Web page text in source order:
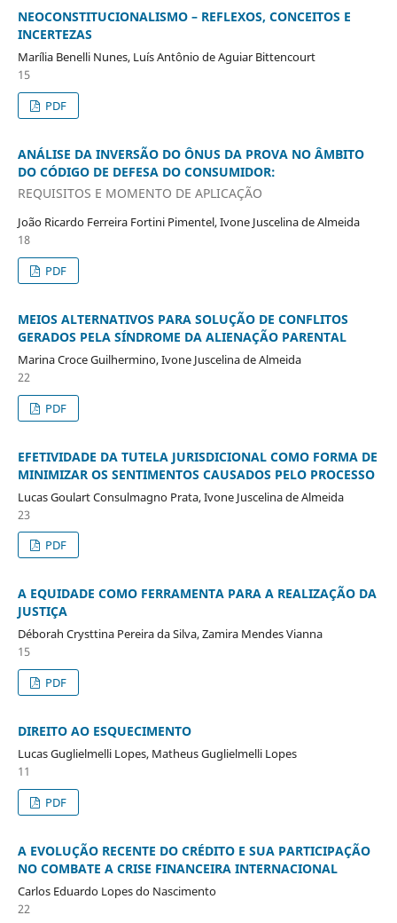
NEOCONSTITUCIONALISMO – REFLEXOS, CONCEITOS E
INCERTEZAS
Marília Benelli Nunes, Luís Antônio de Aguiar Bittencourt
15
PDF
ANÁLISE DA INVERSÃO DO ÔNUS DA PROVA NO ÂMBITO
DO CÓDIGO DE DEFESA DO CONSUMIDOR:
REQUISITOS E MOMENTO DE APLICAÇÃO
João Ricardo Ferreira Fortini Pimentel, Ivone Juscelina de Almeida
18
PDF
MEIOS ALTERNATIVOS PARA SOLUÇÃO DE CONFLITOS
GERADOS PELA SÍNDROME DA ALIENAÇÃO PARENTAL
Marina Croce Guilhermino, Ivone Juscelina de Almeida
22
PDF
EFETIVIDADE DA TUTELA JURISDICIONAL COMO FORMA DE
MINIMIZAR OS SENTIMENTOS CAUSADOS PELO PROCESSO
Lucas Goulart Consulmagno Prata, Ivone Juscelina de Almeida
23
PDF
A EQUIDADE COMO FERRAMENTA PARA A REALIZAÇÃO DA
JUSTIÇA
Déborah Crysttina Pereira da Silva, Zamira Mendes Vianna
15
PDF
DIREITO AO ESQUECIMENTO
Lucas Guglielmelli Lopes, Matheus Guglielmelli Lopes
11
PDF
A EVOLUÇÃO RECENTE DO CRÉDITO E SUA PARTICIPAÇÃO
NO COMBATE A CRISE FINANCEIRA INTERNACIONAL
Carlos Eduardo Lopes do Nascimento
22